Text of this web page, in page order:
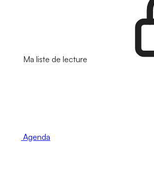
Ma liste de lecture
Agenda